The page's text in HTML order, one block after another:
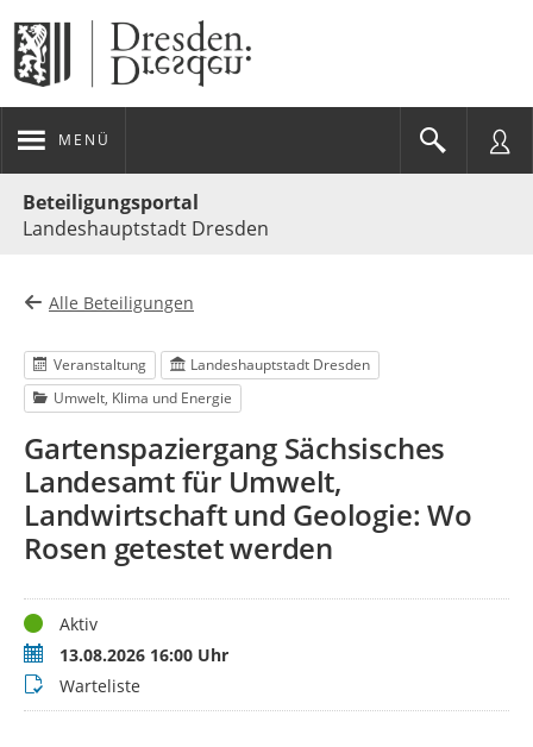
MENÜ
Beteiligungsportal
Landeshauptstadt Dresden
Alle Beteiligungen
Veranstaltung
Landeshauptstadt Dresden
Umwelt, Klima und Energie
Gartenspaziergang Sächsisches
Landesamt für Umwelt,
Landwirtschaft und Geologie: Wo
Rosen getestet werden
StatusAktiv
Termin13.08.2026 16:00 Uhr
Buchungsstatus
Warteliste